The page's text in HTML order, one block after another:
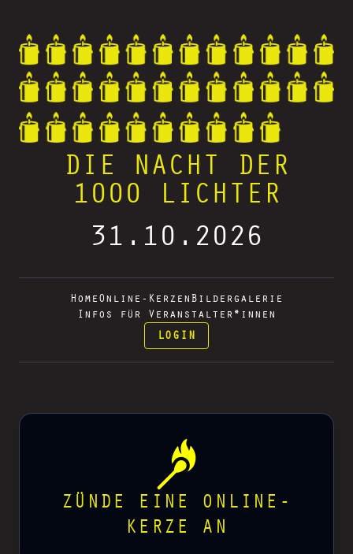
DIE NACHT DER
1000 LICHTER
31.10.2026
Home Online-Kerzen Bildergalerie
Infos für Veranstalter*innen
LOGIN
ZÜNDE EINE ONLINE-
KERZE AN